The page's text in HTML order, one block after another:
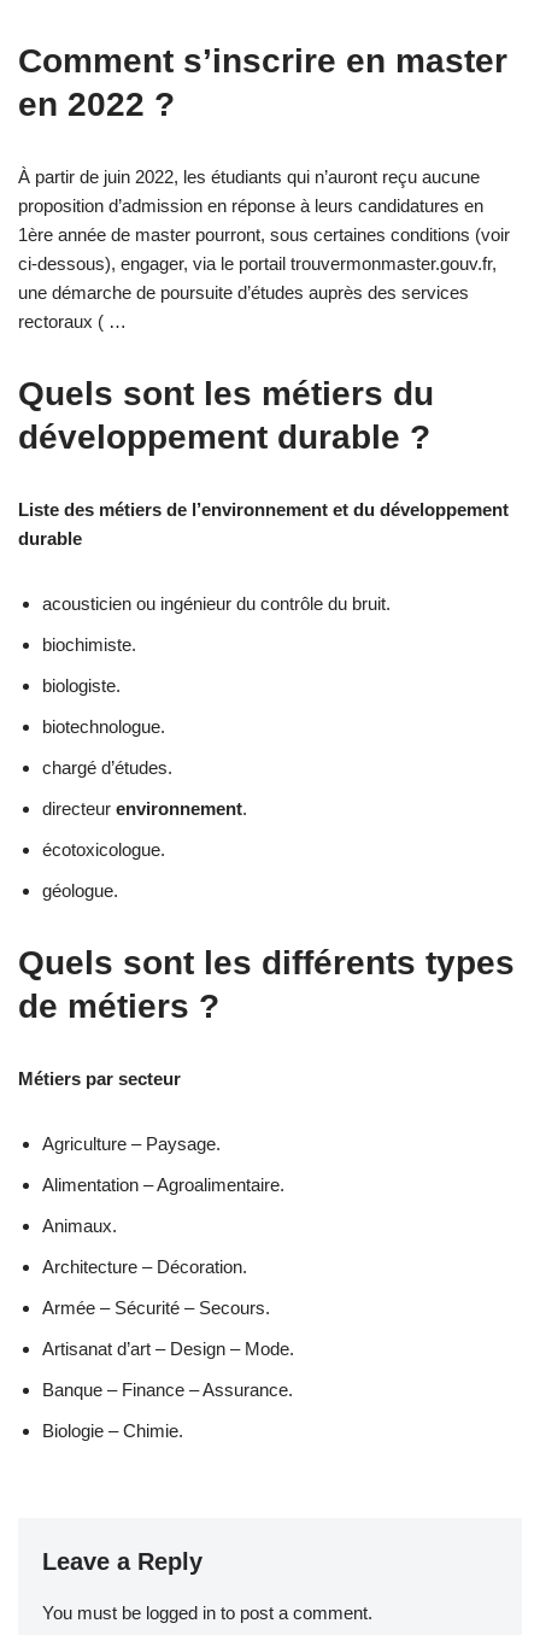
Comment s’inscrire en master
en 2022 ?
À partir de juin 2022, les étudiants qui n’auront reçu aucune
proposition d’admission en réponse à leurs candidatures en
1ère année de master pourront, sous certaines conditions (voir
ci-dessous), engager, via le portail trouvermonmaster.gouv.fr,
une démarche de poursuite d’études auprès des services
rectoraux ( …
Quels sont les métiers du
développement durable ?
Liste des métiers de l’environnement et du développement
durable
acousticien ou ingénieur du contrôle du bruit.
biochimiste.
biologiste.
biotechnologue.
chargé d’études.
directeur environnement.
écotoxicologue.
géologue.
Quels sont les différents types
de métiers ?
Métiers par secteur
Agriculture – Paysage.
Alimentation – Agroalimentaire.
Animaux.
Architecture – Décoration.
Armée – Sécurité – Secours.
Artisanat d’art – Design – Mode.
Banque – Finance – Assurance.
Biologie – Chimie.
Leave a Reply
You must be logged in to post a comment.